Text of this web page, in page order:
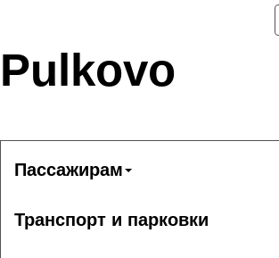
Pulkovo
Пассажирам
Транспорт и парковки